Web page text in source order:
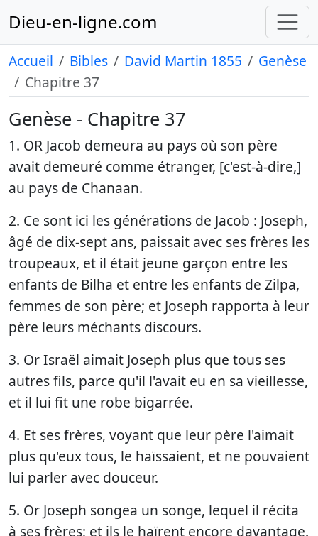
Dieu-en-ligne.com
Accueil Bibles David Martin 1855
Genèse
Chapitre 37
Genèse - Chapitre 37
1. OR Jacob demeura au pays où son père
avait demeuré comme étranger, [c'est-à-dire,]
au pays de Chanaan.
2. Ce sont ici les générations de Jacob : Joseph,
âgé de dix-sept ans, paissait avec ses frères les
troupeaux, et il était jeune garçon entre les
enfants de Bilha et entre les enfants de Zilpa,
femmes de son père; et Joseph rapporta à leur
père leurs méchants discours.
3. Or Israël aimait Joseph plus que tous ses
autres fils, parce qu'il l'avait eu en sa vieillesse,
et il lui fit une robe bigarrée.
4. Et ses frères, voyant que leur père l'aimait
plus qu'eux tous, le haïssaient, et ne pouvaient
lui parler avec douceur.
5. Or Joseph songea un songe, lequel il récita
à ses frères; et ils le haïrent encore davantage.